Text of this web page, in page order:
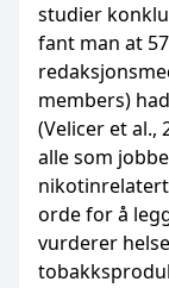
studier
fant man at
members)
(Velicer et
alle som
orde for å
vurderer